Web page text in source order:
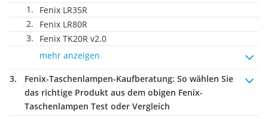
Fenix LR35R
Fenix LR80R
Fenix TK20R v2.0
mehr anzeigen
Fenix-Taschenlampen-Kaufberatung: So wählen Sie
das richtige Produkt aus dem obigen Fenix-
Taschenlampen Test oder Vergleich